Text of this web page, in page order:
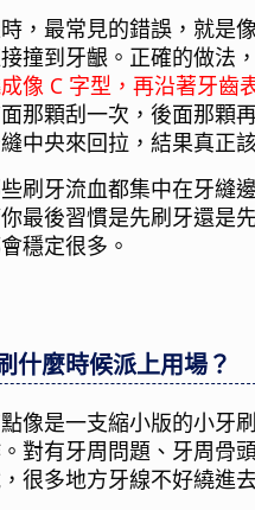
，最常見的錯誤，就是
撞到牙齦。正確的做法
像 C 字型，再沿著牙齒
那顆刮一次，後面那顆
中央來回拉，結果真正
刷牙流血都集中在牙縫
最後習慣是先刷牙還是
穩定很多。
什麼時候派上用場？
像是一支縮小版的小牙
對有牙周問題、牙周骨
很多地方牙線不好繞進